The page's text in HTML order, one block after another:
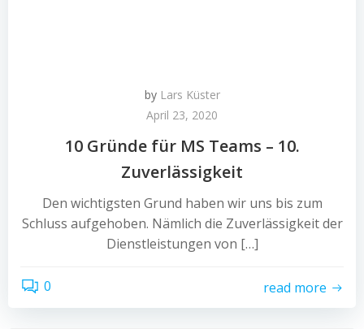
by Lars Küster
April 23, 2020
10 Gründe für MS Teams – 10.
Zuverlässigkeit
Den wichtigsten Grund haben wir uns bis zum
Schluss aufgehoben. Nämlich die Zuverlässigkeit der
Dienstleistungen von […]
0 read more